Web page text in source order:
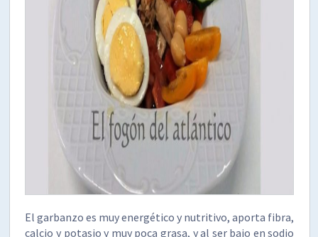
El garbanzo es muy energético y nutritivo, aporta fibra,
calcio y potasio y muy poca grasa, y al ser bajo en sodio